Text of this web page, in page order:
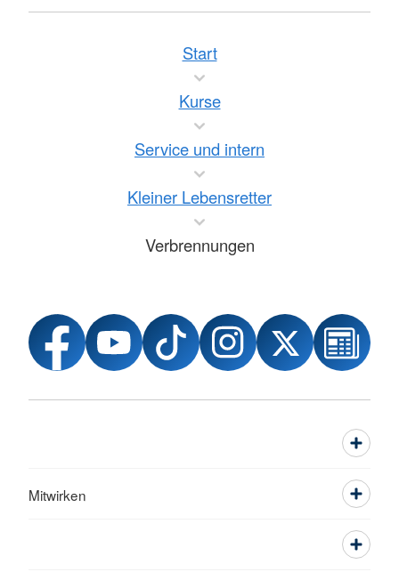
Start
Kurse
Service und intern
Kleiner Lebensretter
Verbrennungen
Mitwirken